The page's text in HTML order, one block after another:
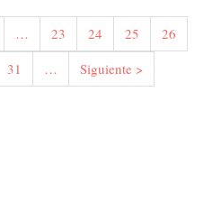
… Página
23 Página
24 Página
25 Página
26
Página
31 …
Siguiente
página
Siguiente >